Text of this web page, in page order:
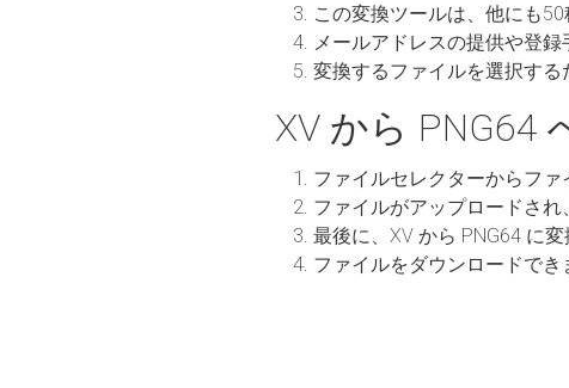
この変換ツールは、他にも
メールアドレスの提供や登録
変換するファイルを選択する
XV から PNG64
ファイルセレクターからフ
ファイルがアップロードされ
最後に、XV から PNG64 に
ファイルをダウンロードでき